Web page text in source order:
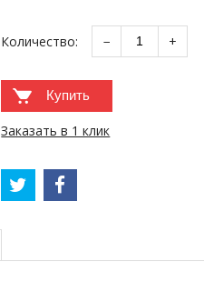
Количество: − +
Купить
Заказать в 1 клик